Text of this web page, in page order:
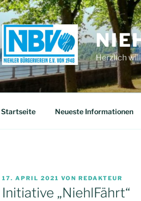
Herzlich
Startseite Neueste Informationen
VERÖFFENTLICHT
AM
17. APRIL 2021 VON REDAKTEUR
Initiative „NiehlFährt“